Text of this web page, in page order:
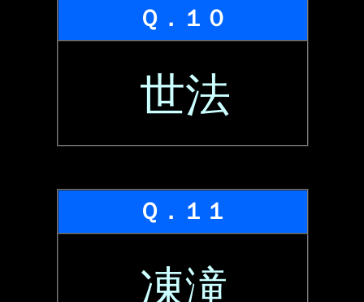
Ｑ．１０
世法
Ｑ．１１
凍滝